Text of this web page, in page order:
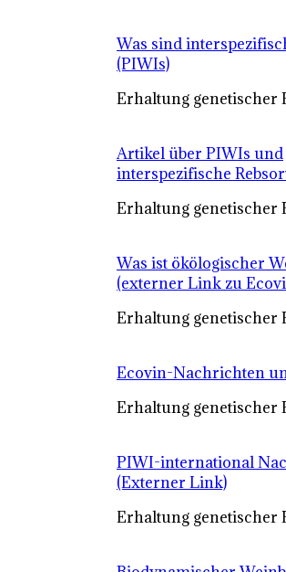
Was sind
(PIWIs)
Erhaltung genetischer
Artikel über PIWIs und
interspezifische
Erhaltung genetischer
Was ist ökölogischer
(externer Link zu
Erhaltung genetischer
Ecovin-Nachrichten
Erhaltung genetischer
PIWI-international
(Externer Link)
Erhaltung genetischer